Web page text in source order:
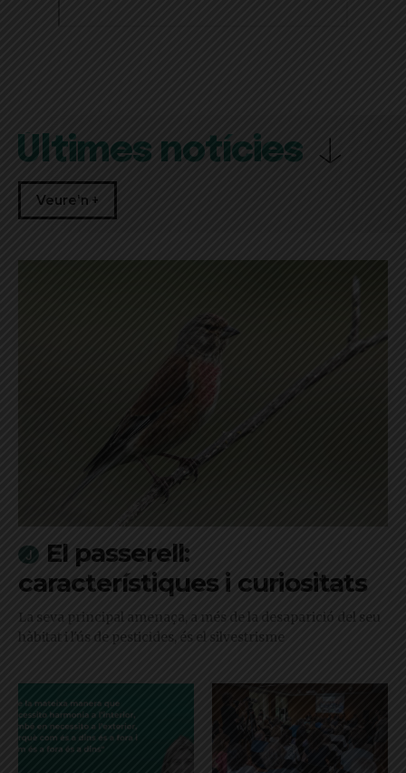
Últimes notícies
Veure'n +
El passerell:
característiques i curiositats
La seva principal amenaça, a més de la desaparició del seu
hàbitat i l'ús de pesticides, és el silvestrisme